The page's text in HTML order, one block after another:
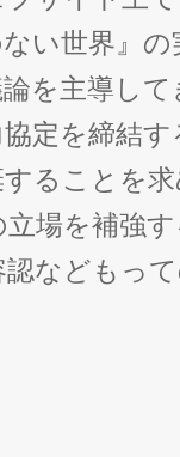
い世界』
を主導し
定を締結
することを
場を補強
などもっ